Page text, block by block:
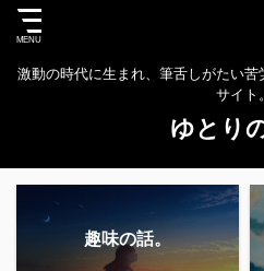
激動の時代に生まれ、筆舌しがたい
サイト。
ゆとり
趣味の話。